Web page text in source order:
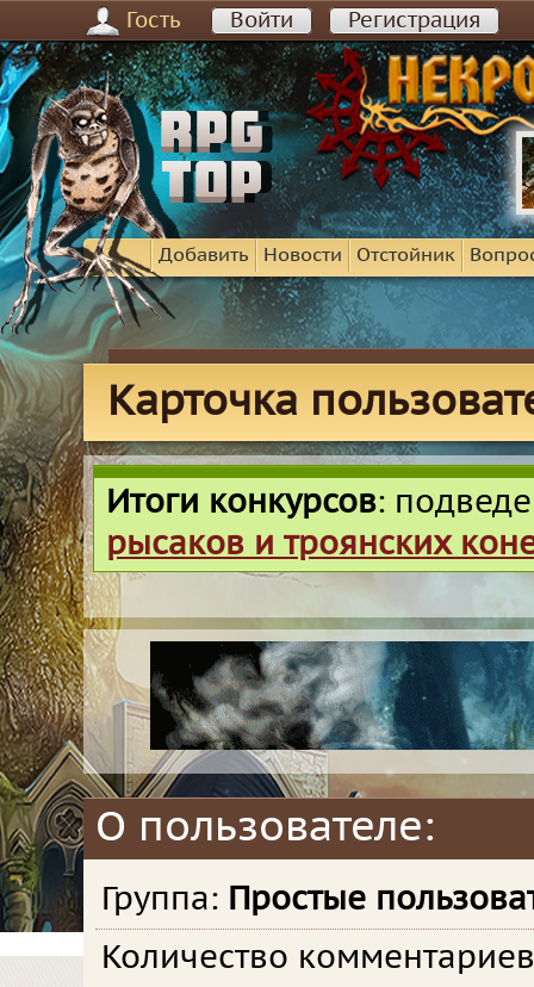
Гость Войти Регистрация
Добавить Новости Отстойник
Карточка
Итоги конкурсов:
рысаков и троянских
О пользователе:
Группа: Простые
Количество